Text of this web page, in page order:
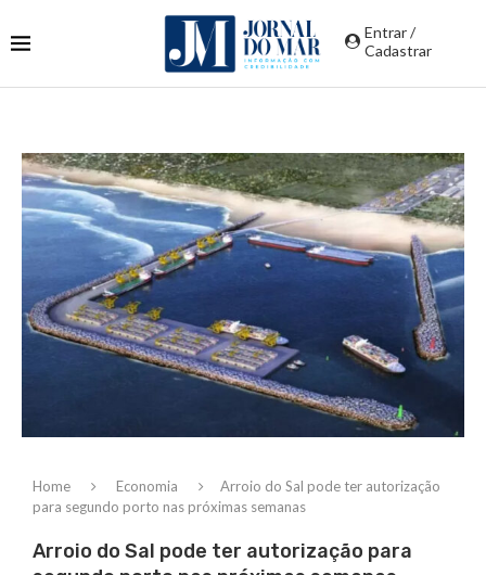
Entrar /
Cadastrar
Home Economia
Arroio do Sal pode ter autorização
para segundo porto nas próximas semanas
Arroio do Sal pode ter autorização para